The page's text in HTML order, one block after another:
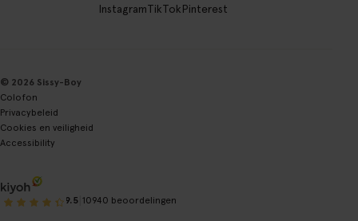
InstagramTikTokPinterest
© 2026 Sissy-Boy
Colofon
Privacybeleid
Cookies en veiligheid
Accessibility
9.5 10940 beoordelingen